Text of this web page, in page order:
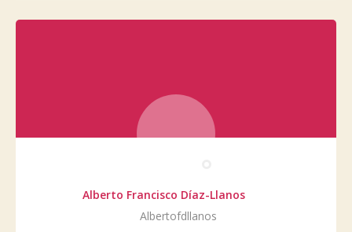
Alberto Francisco Díaz-Llanos
Albertofdllanos